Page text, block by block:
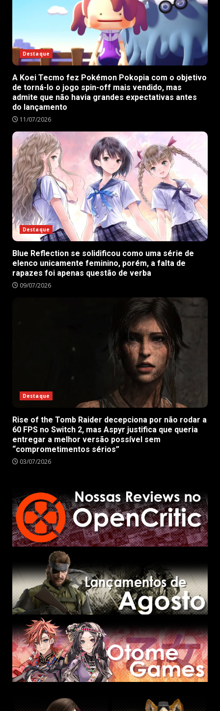
Destaque
A Koei Tecmo fez Pokémon Pokopia com o objetivo
de torná-lo o jogo spin-off mais vendido, mas
admite que não havia grandes expectativas antes
do lançamento
11/07/2026
Destaque
Blue Reflection se solidificou como uma série de
elenco unicamente feminino, porém, a falta de
rapazes foi apenas questão de verba
09/07/2026
Destaque
Rise of the Tomb Raider decepciona por não rodar a
60 FPS no Switch 2, mas Aspyr justifica que queria
entregar a melhor versão possível sem
“comprometimentos sérios”
03/07/2026